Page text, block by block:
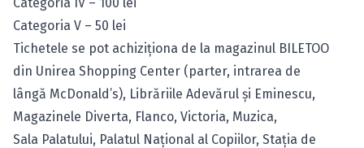
Categoria V – 50 lei
Tichetele se pot achiziţiona de la magazinul BILETOO
din Unirea Shopping Center (parter, intrarea de
lângă McDonald’s), Librăriile Adevărul şi Eminescu,
Magazinele Diverta, Flanco, Victoria, Muzica,
Sala Palatului, Palatul Naţional al Copiilor, Staţia de